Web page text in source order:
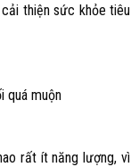
thiện sức khỏe tiêu
quá muộn
rất ít năng lượng, vì